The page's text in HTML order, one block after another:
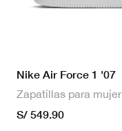
Nike Air Force 1 '07
Zapatillas para mujer
S/ 549.90
Hazte Notar